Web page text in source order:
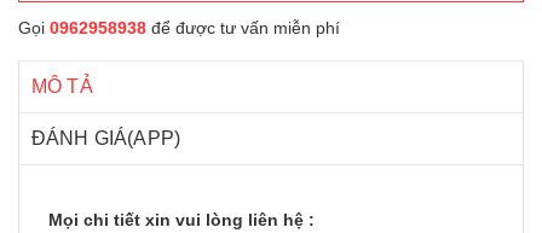
Gọi 0962958938 để được tư vấn miễn phí
MÔ TẢ
ĐÁNH GIÁ(APP)
Mọi chi tiết xin vui lòng liên hệ :